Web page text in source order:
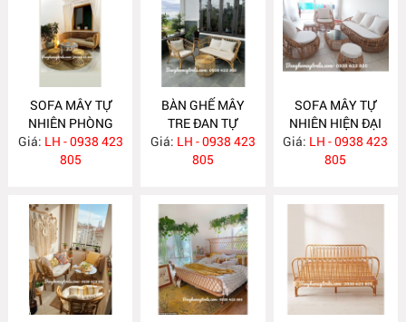
SOFA MÂY TỰ
NHIÊN PHÒNG
KHÁCH MA588
Giá: LH - 0938 423
805
BÀN GHẾ MÂY
TRE ĐAN TỰ
NHIÊN MA587
Giá: LH - 0938 423
805
SOFA MÂY TỰ
NHIÊN HIỆN ĐẠI
MA586
Giá: LH - 0938 423
805